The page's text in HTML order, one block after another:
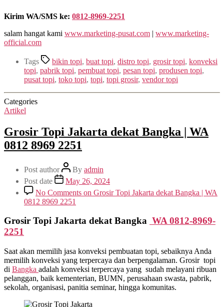
Kirim WA/SMS ke: 0812-8969-2251
salam hangat kami www.marketing-pusat.com | www.marketing-
official.com
Tags bikin topi, buat topi, distro topi, grosir topi, konveksi
topi, pabrik topi, pembuat topi, pesan topi, produsen topi,
pusat topi, toko topi, topi, topi grosir, vendor topi
Categories
Artikel
Grosir Topi Jakarta dekat Bangka | WA
0812 8969 2251
Post author By admin
Post date
May 26, 2024
No Comments on Grosir Topi Jakarta dekat Bangka | WA
0812 8969 2251
Grosir Topi Jakarta dekat Bangka WA 0812-8969-
2251
Saat akan memilih jasa konveksi pembuatan topi, sebaiknya Anda
memilih konveksi yang terpercaya dan berpengalaman. Grosir topi
di Bangka adalah konveksi terpercaya yang sudah melayani ribuan
pelanggan, baik kementerian, BUMN, perusahaan swasta, pabrik,
sekolah, organisasi, panitia seminar, hingga komunitas.